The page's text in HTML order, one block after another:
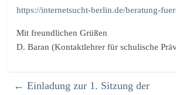
https://internetsucht-berlin.de/beratung-
Mit freundlichen Grüßen
D. Baran (Kontaktlehrer für schulische
← Einladung zur 1. Sitzung der